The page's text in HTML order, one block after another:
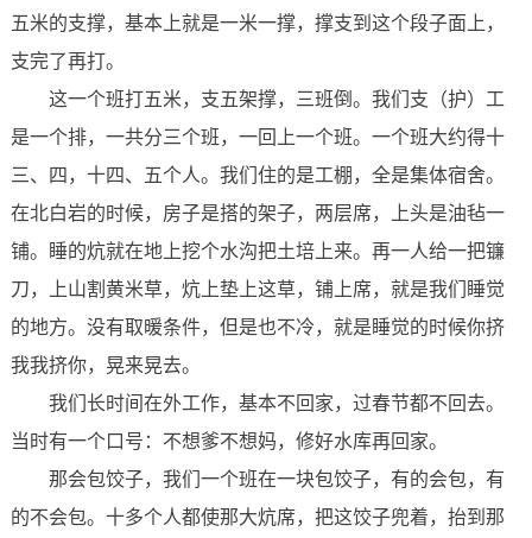
五米的支撑，基本上就是一米一撑，撑支到这个段子面上，
支完了再打。
这一个班打五米，支五架撑，三班倒。我们支（护）工
是一个排，一共分三个班，一回上一个班。一个班大约得十
三、四，十四、五个人。我们住的是工棚，全是集体宿舍。
在北白岩的时候，房子是搭的架子，两层席，上头是油毡一
铺。睡的炕就在地上挖个水沟把土培上来。再一人给一把镰
刀，上山割黄米草，炕上垫上这草，铺上席，就是我们睡觉
的地方。没有取暖条件，但是也不冷，就是睡觉的时候你挤
我我挤你，晃来晃去。
我们长时间在外工作，基本不回家，过春节都不回去。
当时有一个口号：不想爹不想妈，修好水库再回家。
那会包饺子，我们一个班在一块包饺子，有的会包，有
的不会包。十多个人都使那大炕席，把这饺子兜着，抬到那